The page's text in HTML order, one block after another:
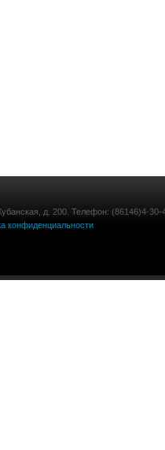
д. 200. Телефон: (86146)4-30-
конфиденциальности